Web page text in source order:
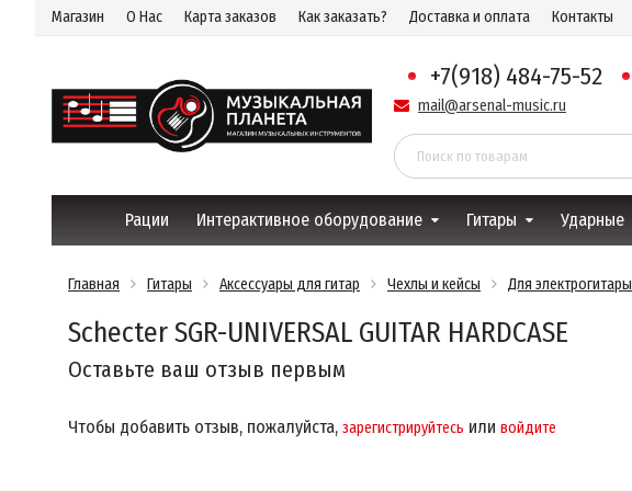
Магазин О Нас Карта заказов Как заказать? Доставка и оплата Контакты
+7(918) 484-75-52
mail@arsenal-music.ru
Рации Интерактивное оборудование Гитары Ударные
Главная Гитары Аксессуары для гитар Чехлы и кейсы Для электрогитары
Schecter SGR-UNIVERSAL GUITAR HARDCASE
Оставьте ваш отзыв первым
Чтобы добавить отзыв, пожалуйста, зарегистрируйтесь или войдите